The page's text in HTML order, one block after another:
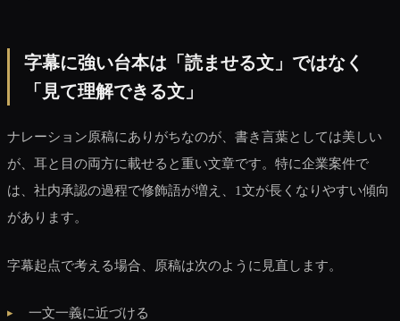
字幕に強い台本は「読ませる文」ではなく
「見て理解できる文」
ナレーション原稿にありがちなのが、書き言葉としては美しい
が、耳と目の両方に載せると重い文章です。特に企業案件で
は、社内承認の過程で修飾語が増え、1文が長くなりやすい傾向
があります。
字幕起点で考える場合、原稿は次のように見直します。
一文一義に近づける